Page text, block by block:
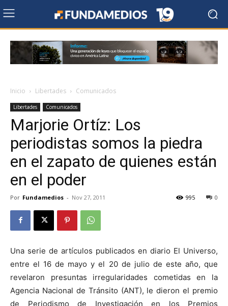
Inicio Libertades Comunicados
Libertades Comunicados
Marjorie Ortíz: Los
periodistas somos la piedra
en el zapato de quienes están
en el poder
Por Fundamedios - Nov 27, 2011 0
995
Una serie de artículos publicados en diario El Universo,
entre el 16 de mayo y el 20 de julio de este año, que
revelaron presuntas irregularidades cometidas en la
Agencia Nacional de Tránsito (ANT), le dieron el premio
de Periodismo de Investigación en los Premios